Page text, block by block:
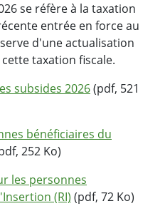
se réfère à la taxation
entrée en force au
d'une actualisation
taxation fiscale.
subsides 2026(pdf, 521
bénéficiaires du
252 Ko)
les personnes
(RI) (pdf, 72 Ko)